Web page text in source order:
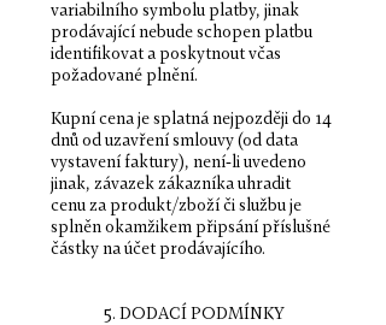
variabilního symbolu platby, jinak
prodávající nebude schopen platbu
identifikovat a poskytnout včas
požadované plnění.
Kupní cena je splatná nejpozději do 14
dnů od uzavření smlouvy (od data
vystavení faktury), není-li uvedeno
jinak, závazek zákazníka uhradit
cenu za produkt/zboží či službu je
splněn okamžikem připsání příslušné
částky na účet prodávajícího.
5. DODACÍ PODMÍNKY